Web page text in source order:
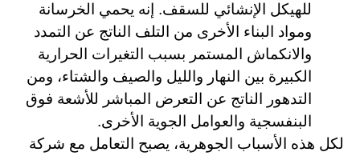
للهيكل الإنشائي للسقف. إنه يحمي الخرسانة
ومواد البناء الأخرى من التلف الناتج عن التمدد
والانكماش المستمر بسبب التغيرات الحرارية
الكبيرة بين النهار والليل والصيف والشتاء، ومن
التدهور الناتج عن التعرض المباشر للأشعة فوق
البنفسجية والعوامل الجوية الأخرى.
لكل هذه الأسباب الجوهرية، يصبح التعامل مع شركة